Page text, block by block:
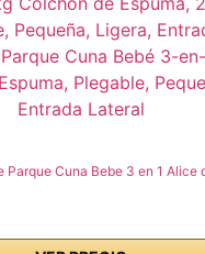
Parque Cuna Bebe 3 en 1 Alice